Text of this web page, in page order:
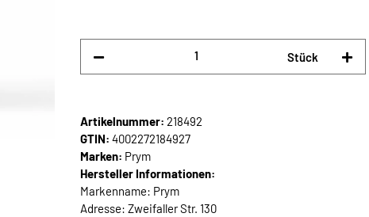
Stück
Artikelnummer: 218492
GTIN: 4002272184927
Marken: Prym
Hersteller Informationen:
Markenname: Prym
Adresse: Zweifaller Str. 130